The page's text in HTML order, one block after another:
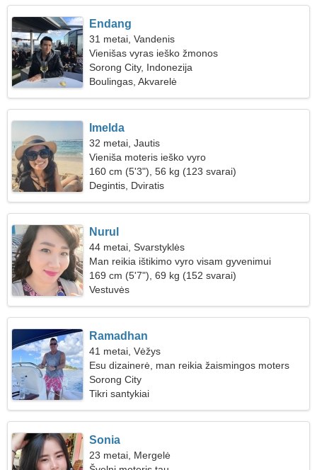
Endang
31 metai, Vandenis
Vienišas vyras ieško žmonos
Sorong City, Indonezija
Boulingas, Akvarelė
Imelda
32 metai, Jautis
Vieniša moteris ieško vyro
160 cm (5'3"), 56 kg (123 svarai)
Degintis, Dviratis
Nurul
44 metai, Svarstyklės
Man reikia ištikimo vyro visam gyvenimui
169 cm (5'7"), 69 kg (152 svarai)
Vestuvės
Ramadhan
41 metai, Vėžys
Esu dizainerė, man reikia žaismingos moters
Sorong City
Tikri santykiai
Sonia
23 metai, Mergelė